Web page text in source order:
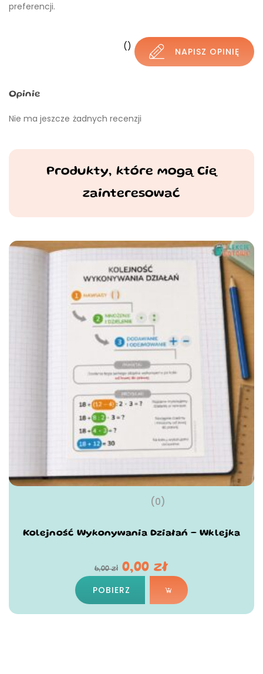
preferencji.
() NAPISZ OPINIĘ
Opinie
Nie ma jeszcze żadnych recenzji
Produkty, które mogą Cię
zainteresować
(0)
Kolejność Wykonywania Działań – Wklejka
6,00zł 0,00zł
POBIERZ